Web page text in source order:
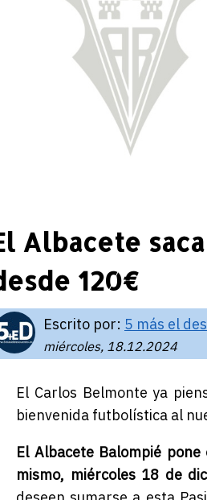
Albacete
120€
Escrito por: 5 más el
miércoles, 18.12.2024
El Carlos Belmonte ya
bienvenida futbolística al
El Albacete Balompié
mismo, miércoles 18 de